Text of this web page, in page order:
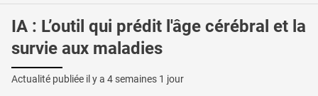
IA : L’outil qui prédit l'âge cérébral et la
survie aux maladies
Actualité publiée il y a 4 semaines 1 jour